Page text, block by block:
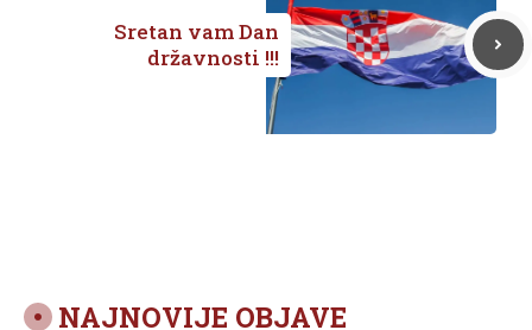
Sretan vam Dan
državnosti !!!
NAJNOVIJE OBJAVE